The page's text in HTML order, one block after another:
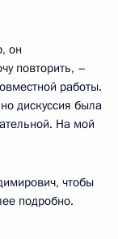
он
повторить, –
работы.
дискуссия была
На мой
чтобы
подробно.